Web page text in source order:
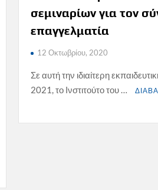
σεμιναρίων για τον
επαγγελματία
12 Οκτωβρίου, 2020
Σε αυτή την ιδιαίτερη
2021, το Ινστιτούτο του …